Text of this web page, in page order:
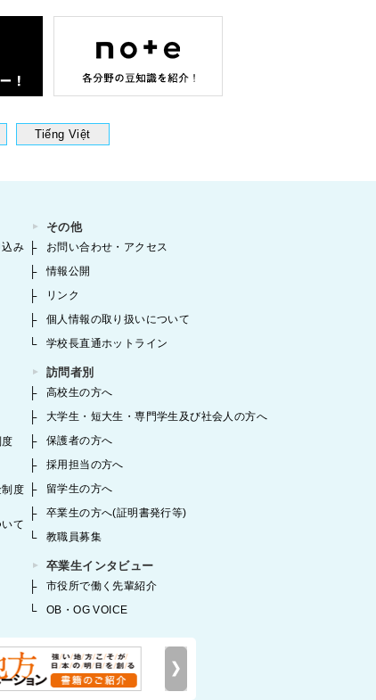
Tiếng Việt
み
度
て
その他
お問い合わせ・アクセス
情報公開
リンク
個人情報の取り扱いについて
学校長直通ホットライン
訪問者別
高校生の方へ
大学生・短大生・専門学生及び社会人の方へ
保護者の方へ
採用担当の方へ
留学生の方へ
卒業生の方へ(証明書発行等)
教職員募集
卒業生インタビュー
市役所で働く先輩紹介
OB・OG VOICE